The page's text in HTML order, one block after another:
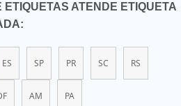
ETIQUETAS ATENDE ETIQUETA
ES SP PR SC RS
AM PA